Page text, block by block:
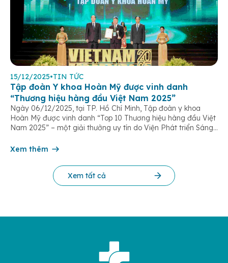
15/12/2025•TIN TỨC
Tập đoàn Y khoa Hoàn Mỹ được vinh danh
“Thương hiệu hàng đầu Việt Nam 2025”
Ngày 06/12/2025, tại TP. Hồ Chí Minh, Tập đoàn y khoa
Hoàn Mỹ được vinh danh “Top 10 Thương hiệu hàng đầu Việt
Nam 2025” – một giải thưởng uy tín do Viện Phát triển Sáng
cứu Phát triển Doanh nghiệp Châu Á […]
Xem thêm
Xem tất cả